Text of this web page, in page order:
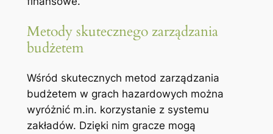
Metody skutecznego zarządzania
budżetem
Wśród skutecznych metod zarządzania
budżetem w grach hazardowych można
wyróżnić m.in. korzystanie z systemu
zakładów. Dzięki nim gracze mogą